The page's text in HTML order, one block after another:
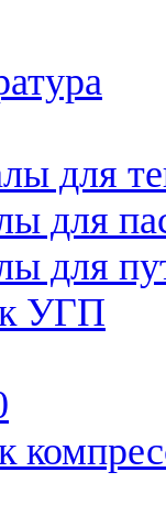
для
для
для
к УГП